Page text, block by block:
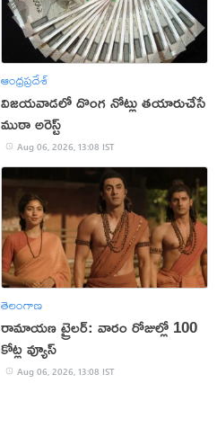
ఆంధ్రప్రదేశ్
విజయవాడలో దొంగ నోట్లు తయారుచేసే
ముఠా అరెస్ట్
Aug 06, 2026, 13:08 IST
తెలంగాణ
రామాయణ ట్రైలర్: వారం రోజుల్లో 100
కోట్ల వ్యూస్
Aug 06, 2026, 13:08 IST